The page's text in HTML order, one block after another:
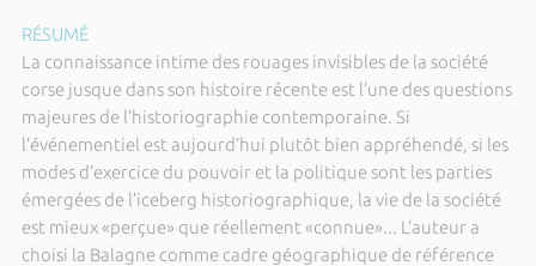
RÉSUMÉ
La connaissance intime des rouages invisibles de la société
corse jusque dans son histoire récente est l’une des questions
majeures de l’historiographie contemporaine. Si
l’événementiel est aujourd’hui plutôt bien appréhendé, si les
modes d’exercice du pouvoir et la politique sont les parties
émergées de l’iceberg historiographique, la vie de la société
est mieux «perçue» que réellement «connue»... L’auteur a
choisi la Balagne comme cadre géographique de référence